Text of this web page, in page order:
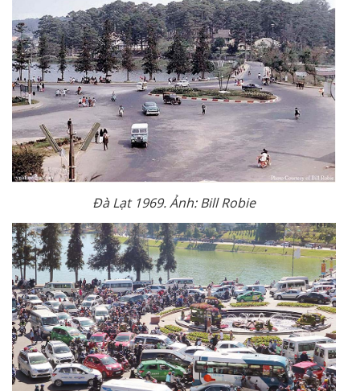
Đà Lạt 1969. Ảnh: Bill Robie